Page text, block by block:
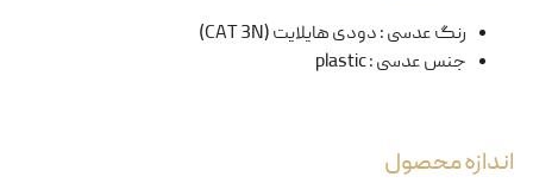
رنگ عدسی:دودی هایلایت (CAT 3N)
جنس عدسی:
plastic
اندازه محصول